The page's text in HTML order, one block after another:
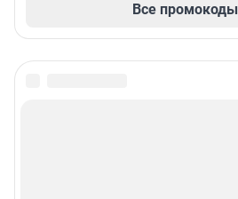
Все промокоды